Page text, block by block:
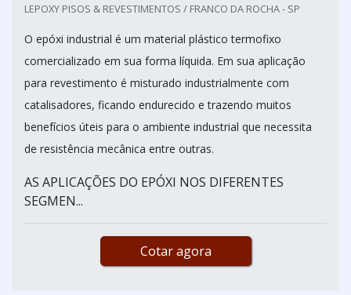
LEPOXY PISOS & REVESTIMENTOS / FRANCO DA ROCHA - SP
O epóxi industrial é um material plástico termofixo
comercializado em sua forma líquida. Em sua aplicação
para revestimento é misturado industrialmente com
catalisadores, ficando endurecido e trazendo muitos
benefícios úteis para o ambiente industrial que necessita
de resistência mecânica entre outras.
AS APLICAÇÕES DO EPÓXI NOS DIFERENTES
SEGMEN...
Cotar agora